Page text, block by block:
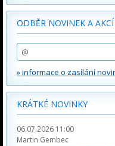
ODBĚR NOVINEK A AKCÍ
» informace o zasílání
KRÁTKÉ NOVINKY
06.07.2026 11:00
Martin Gembec